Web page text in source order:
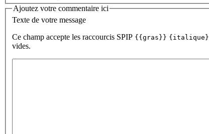
Ajoutez votre commentaire ici
Texte de votre message
Ce champ accepte les raccourcis SPIP {{gras}} {italique}
vides.